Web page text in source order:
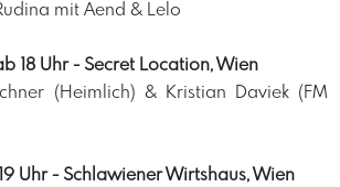
mit Aend & Lelo
18 Uhr - Secret Location, Wien
(Heimlich) & Kristian Daviek (FM
Uhr - Schlawiener Wirtshaus, Wien